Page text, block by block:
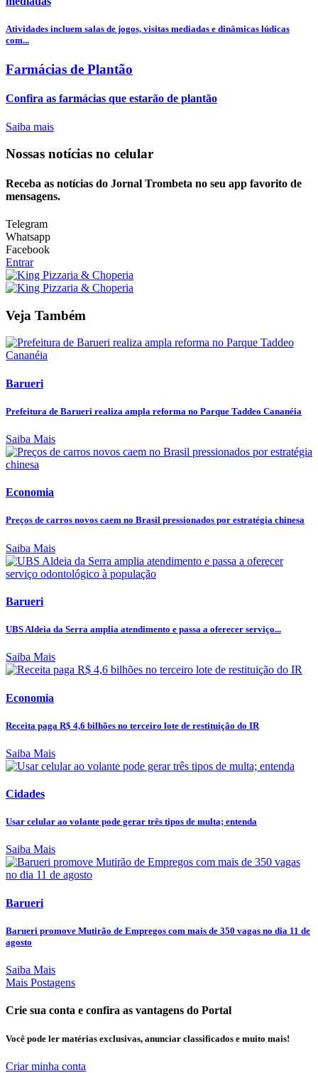
Atividades incluem salas de jogos, visitas mediadas e dinâmicas lúdicas
com...
Farmácias de Plantão
Confira as farmácias que estarão de plantão
Saiba mais
Nossas notícias no celular
Receba as notícias do Jornal Trombeta no seu app favorito de
mensagens.
Telegram
Whatsapp
Facebook
Entrar
Veja Também
Barueri
Prefeitura de Barueri realiza ampla reforma no Parque Taddeo Cananéia
Saiba Mais
Economia
Preços de carros novos caem no Brasil pressionados por estratégia chinesa
Saiba Mais
Barueri
UBS Aldeia da Serra amplia atendimento e passa a oferecer serviço...
Saiba Mais
Economia
Receita paga R$ 4,6 bilhões no terceiro lote de restituição do IR
Saiba Mais
Cidades
Usar celular ao volante pode gerar três tipos de multa; entenda
Saiba Mais
Barueri
Barueri promove Mutirão de Empregos com mais de 350 vagas no dia 11 de
agosto
Saiba Mais
Mais Postagens
Crie sua conta e confira as vantagens do Portal
Você pode ler matérias exclusivas, anunciar classificados e muito mais!
Criar minha conta